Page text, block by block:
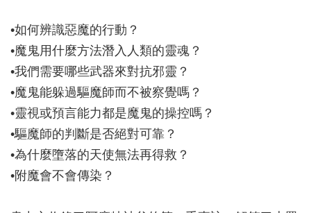
•如何辨識惡魔的行動？
•魔鬼用什麼方法潛入人類的靈魂？
•我們需要哪些武器來對抗邪靈？
•魔鬼能躲過驅魔師而不被察覺嗎？
•靈視或預言能力都是魔鬼的操控嗎？
•驅魔師的判斷是否絕對可靠？
•為什麼墮落的天使無法再得救？
•附魔會不會傳染？